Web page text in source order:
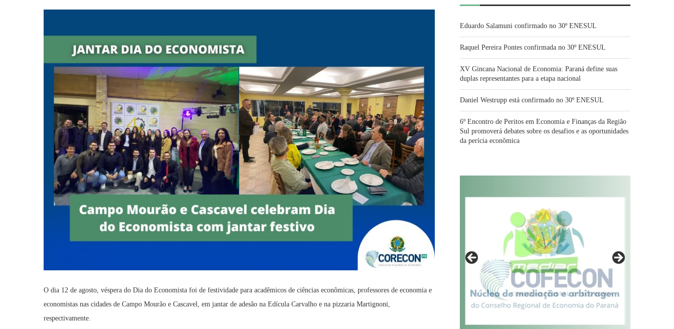
O dia 12 de agosto, véspera do Dia do Economista foi de festividade para acadêmicos de ciências econômicas, professores de economia e
economistas nas cidades de Campo Mourão e Cascavel, em jantar de adesão na Edícula Carvalho e na pizzaria Martignoni,
respectivamente.
Eduardo Salamuni confirmado no 30º ENESUL
Raquel Pereira Pontes confirmada no 30º ENESUL
XV Gincana Nacional de Economia: Paraná define suas
duplas representantes para a etapa nacional
Daniel Westrupp está confirmado no 30º ENESUL
6º Encontro de Peritos em Economia e Finanças da Região
Sul promoverá debates sobre os desafios e as oportunidades
da perícia econômica